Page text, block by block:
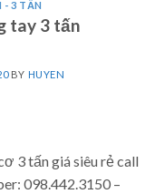
- 3 TẤN
tay 3 tấn
BY HUYEN
3 tấn giá siêu rẻ call
098.442.3150 –